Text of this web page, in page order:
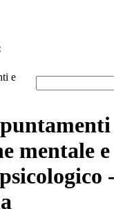
e
mentale e
-